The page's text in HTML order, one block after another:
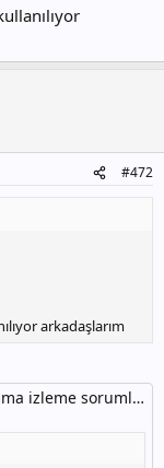
#472
arkadaşlarım
izleme sorumlusu'